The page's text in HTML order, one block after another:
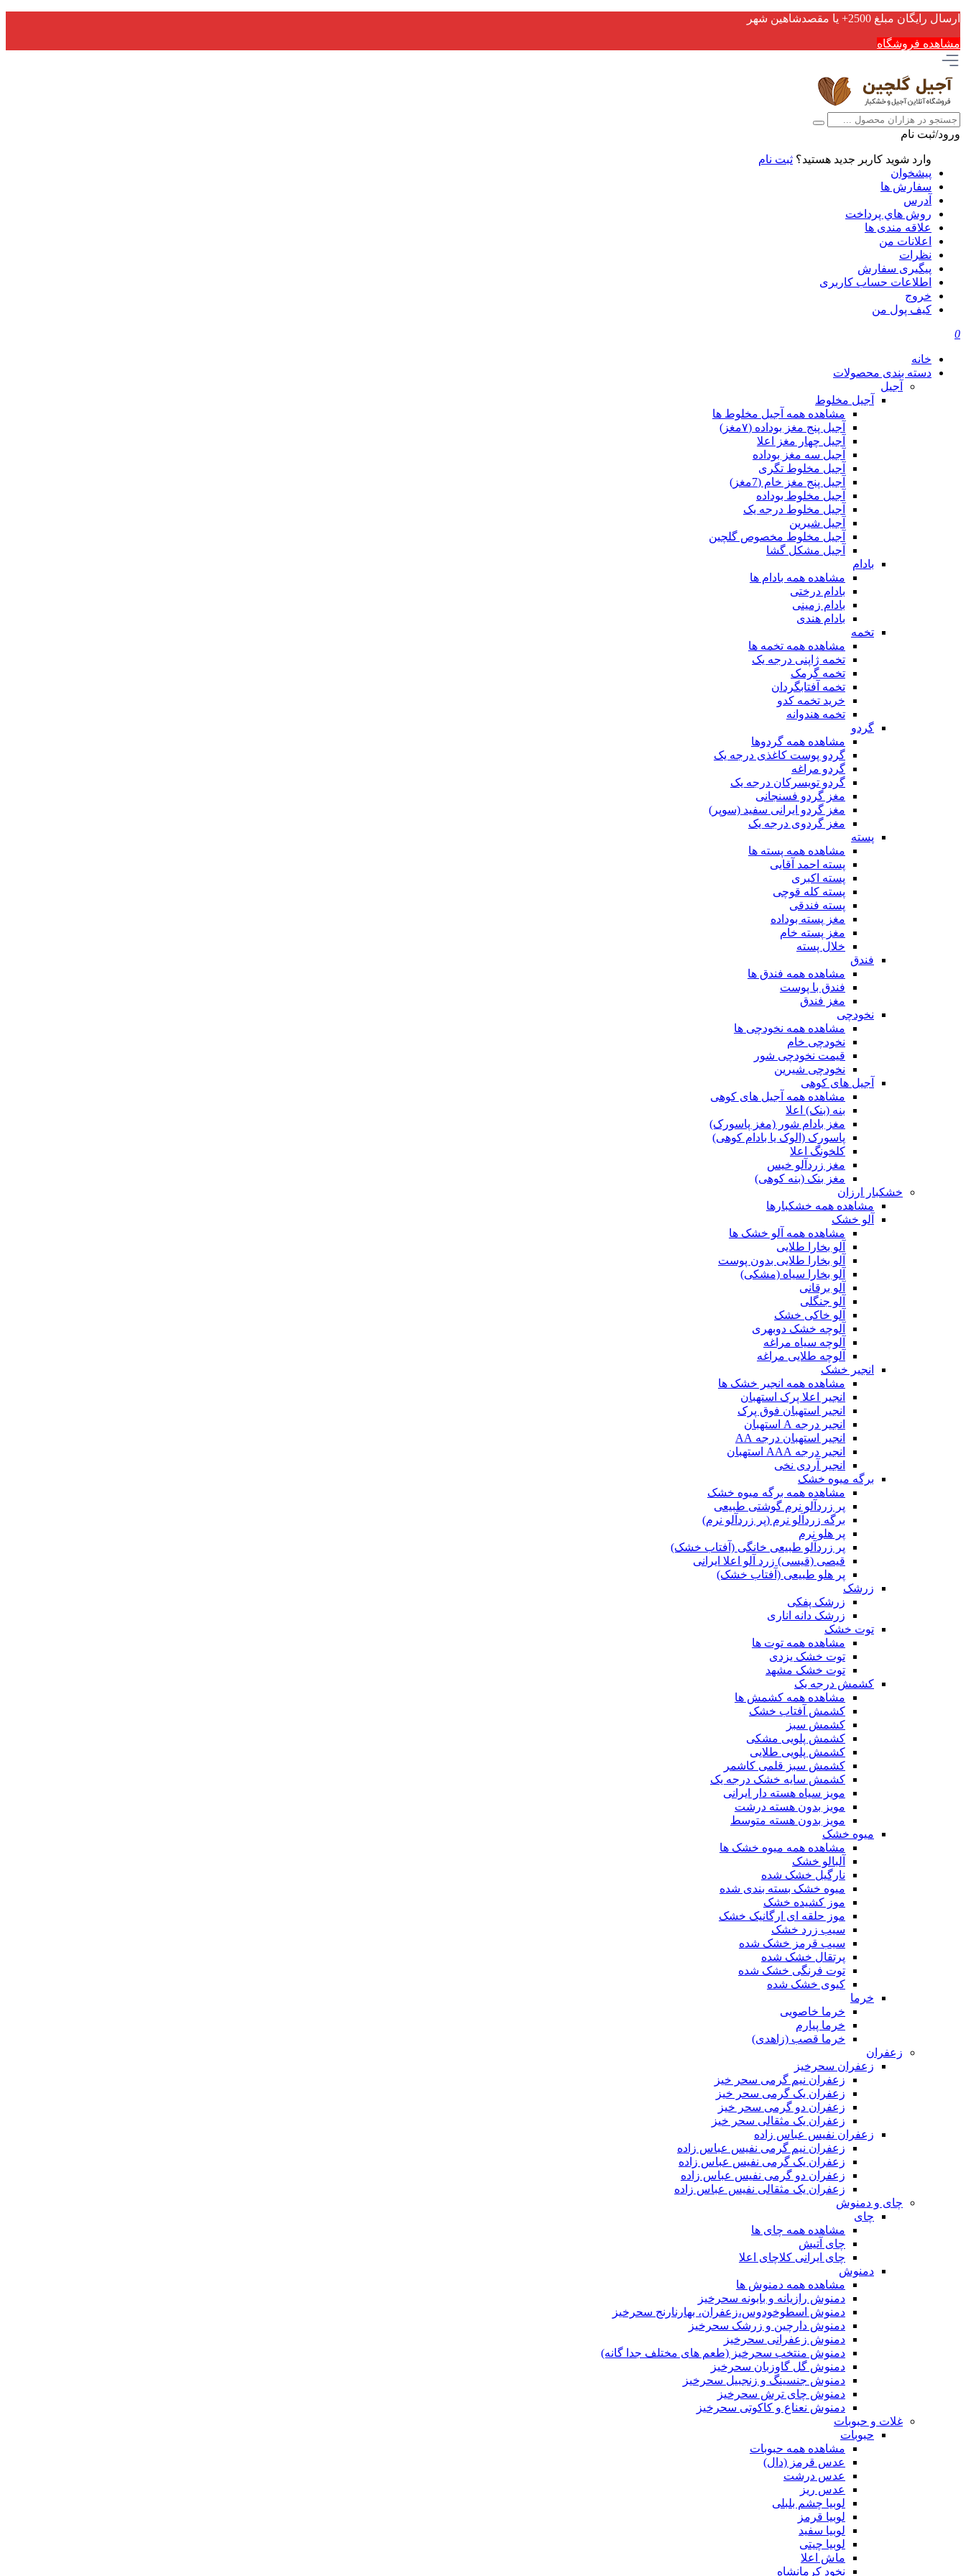
ارسال رایگان مبلغ 2500+ یا مقصدشاهین شهر
مشاهده فروشگاه
ورود/ثبت نام
وارد شوید کاربر جدید هستید؟ ثبت نام
پیشخوان
سفارش ها
آدرس
روش هاي پرداخت
علاقه مندی ها
اعلانات من
نظرات
پیگیری سفارش
اطلاعات حساب كاربری
خروج
کیف پول من
0
خانه
دسته بندی محصولات
آجیل
آجیل مخلوط
مشاهده همه آجیل مخلوط ها
آجیل پنج مغز بوداده (۷مغز)
آجیل چهار مغز اعلا
آجیل سه مغز بوداده
آجیل مخلوط تگری
آجیل پنج مغز خام (7مغز)
آجیل مخلوط بوداده
آجیل مخلوط درجه یک
آجیل شیرین
آجیل مخلوط مخصوص گلچین
آجیل مشکل گشا
بادام
مشاهده همه بادام ها
بادام درختی
بادام زمینی
بادام هندی
تخمه
مشاهده همه تخمه ها
تخمه ژاپنی درجه یک
تخمه گرمک
تخمه آفتابگردان
خرید تخمه کدو
تخمه هندوانه
گردو
مشاهده همه گردوها
گردو پوست کاغذی درجه یک
گردو مراغه
گردو تویسرکان درجه یک
مغز گردو فسنجانی
مغز گردو ایرانی سفید (سوپر)
مغز گردوی درجه یک
پسته
مشاهده همه پسته ها
پسته احمد آقایی
پسته اکبری
پسته کله قوچی
پسته فندقی
مغز پسته بوداده
مغز پسته خام
خلال پسته
فندق
مشاهده همه فندق ها
فندق با پوست
مغز فندق
نخودچی
مشاهده همه نخودچی ها
نخودچی خام
قیمت نخودچی شور
نخودچی شیرین
آجیل های کوهی
مشاهده همه آجیل های کوهی
بنه (بنک) اعلا
مغز بادام شور (مغز پاسورک)
پاسورک (الوک یا بادام کوهی)
کلخونگ اعلا
مغز زردآلو خیس
مغز بنک (بنه کوهی)
خشکبار ارزان
مشاهده همه خشکبارها
آلو خشک
مشاهده همه آلو خشک ها
آلو بخارا طلایی
آلو بخارا طلایی بدون پوست
آلو بخارا سیاه (مشکی)
آلو برقانی
آلو جنگلی
آلو خاکی خشک
آلوچه خشک دوبهری
آلوچه سیاه مراغه
آلوچه طلایی مراغه
انجیر خشک
مشاهده همه انجیر خشک ها
انجیر اعلا پرک استهبان
انجیر استهبان فوق پرک
انجیر درجه A استهبان
انجیر استهبان درجه AA
انجیر درجه AAA استهبان
انجیر آردی نخی
برگه میوه خشک
مشاهده همه برگه میوه خشک
پر زردآلو نرم گوشتی طبیعی
برگه زردآلو نرم (پر زردآلو نرم)
پر هلو نرم
پر زردآلو طبیعی خانگی (آفتاب خشک)
قیصی (قیسی) زرد آلو اعلا ایرانی
پر هلو طبیعی (آفتاب خشک)
زرشک
زرشک پفکی
زرشک دانه اناری
توت خشک
مشاهده همه توت ها
توت خشک یزدی
توت خشک مشهد
کشمش درجه یک
مشاهده همه کشمش ها
کشمش آفتاب خشک
کشمش سبز
کشمش پلویی مشکی
کشمش پلویی طلایی
کشمش سبز قلمی کاشمر
کشمش سایه خشک درجه یک
مویز سیاه هسته دار ایرانی
مویز بدون هسته درشت
مویز بدون هسته متوسط
میوه خشک
مشاهده همه میوه خشک ها
آلبالو خشک
نارگیل خشک شده
میوه خشک بسته بندی شده
موز کشیده خشک
موز حلقه ای ارگانیک خشک
سیب زرد خشک
سیب قرمز خشک شده
پرتقال خشک شده
توت فرنگی خشک شده
کیوی خشک شده
خرما
خرما خاصویی
خرما پیارم
خرما قصب (زاهدی)
زعفران
زعفران سحرخیز
زعفران نیم گرمی سحر خیز
زعفران یک گرمی سحر خیز
زعفران دو گرمی سحر خیز
زعفران یک مثقالی سحر خیز
زعفران نفیس عباس زاده
زعفران نیم گرمی نفیس عباس زاده
زعفران یک گرمی نفیس عباس زاده
زعفران دو گرمی نفیس عباس زاده
زعفران یک مثقالی نفیس عباس زاده
چای و دمنوش
چای
مشاهده همه چای ها
چای آتیش
چای ایرانی کلاچای اعلا
دمنوش
مشاهده همه دمنوش ها
دمنوش رازیانه و بابونه سحرخیز
دمنوش اسطوخودوس،زعفران، بهارنارنج سحرخیز
دمنوش دارچین و زرشک سحرخیز
دمنوش زعفرانی سحرخیز
دمنوش منتخب سحرخیز (طعم های مختلف جدا گانه)
دمنوش گل گاوزبان سحرخیز
دمنوش جنسینگ و زنجبیل سحرخیز
دمنوش چای ترش سحرخیز
دمنوش نعناع و کاکوتی سحرخیز
غلات و حبوبات
حبوبات
مشاهده همه حبوبات
عدس قرمز (دال)
عدس درشت
عدس ریز
لوبیا چشم بلبلی
لوبیا قرمز
لوبیا سفید
لوبیا چیتی
ماش اعلا
نخود کرمانشاه